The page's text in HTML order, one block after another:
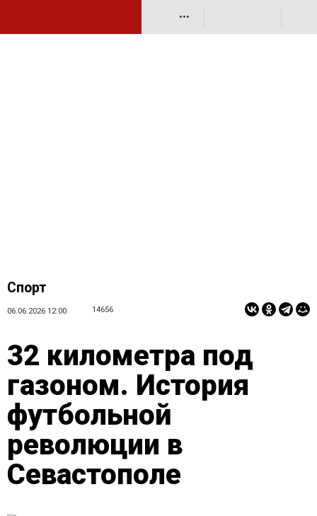
•••
Спорт
06.06.2026 12:00 14656
32 километра под
газоном. История
футбольной
революции в
Севастополе